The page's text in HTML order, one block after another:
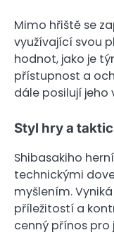
Mimo hřiště se
využívající svou
hodnot, jako je
přístupnost a
dále posilují jeho
Styl hry a
Shibasakiho
technickými
myšlením.
příležitostí a
cenný přínos pro